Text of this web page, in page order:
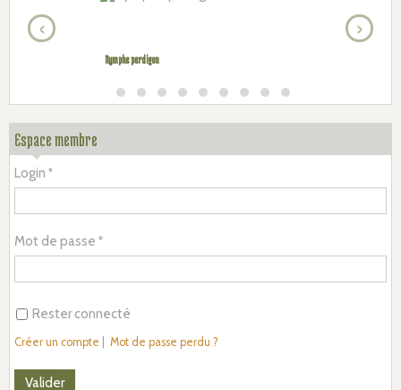
Nymphe perdigon
‹ ›
Espace membre
Login
Mot de passe
Rester connecté
Créer un compte Mot de passe perdu ?